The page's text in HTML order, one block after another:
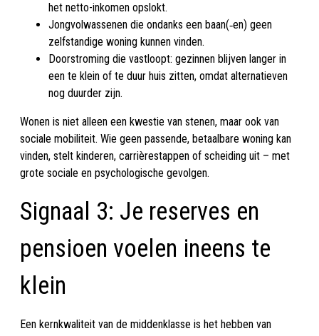
het netto-inkomen opslokt.
Jongvolwassenen die ondanks een baan(‑en) geen
zelfstandige woning kunnen vinden.
Doorstroming die vastloopt: gezinnen blijven langer in
een te klein of te duur huis zitten, omdat alternatieven
nog duurder zijn.
Wonen is niet alleen een kwestie van stenen, maar ook van
sociale mobiliteit. Wie geen passende, betaalbare woning kan
vinden, stelt kinderen, carrièrestappen of scheiding uit – met
grote sociale en psychologische gevolgen.
Signaal 3: Je reserves en
pensioen voelen ineens te
klein
Een kernkwaliteit van de middenklasse is het hebben van